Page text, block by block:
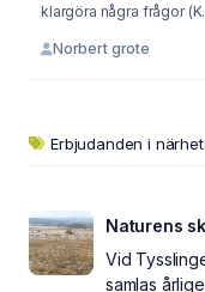
klargöra några frågor
Norbert grote
Erbjudanden i
Naturens
Vid
samlas